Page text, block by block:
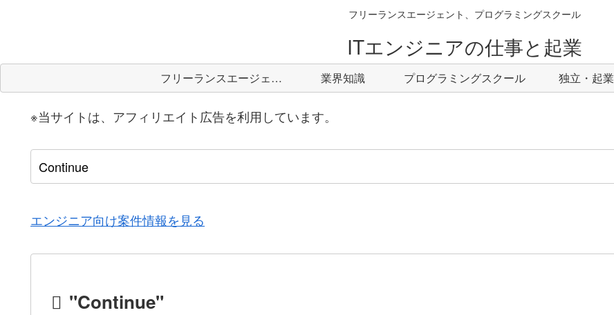
フリーランスエージェント、プログラミングスクール
ITエンジニアの仕事と起業
フリーランスエージェント 業界知識 プログラミングスクール 独立・起業
※当サイトは、アフィリエイト広告を利用しています。
エンジニア向け案件情報を見る
"Continue"